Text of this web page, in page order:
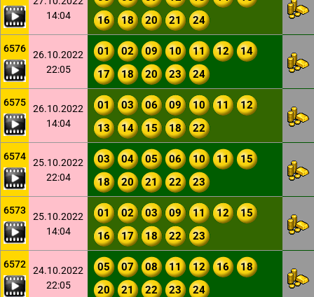
14:04
16
18 20 21 24
6576
26.10.2022
22:05
01 02 09 10 11 12
14
17
18 20 23 24
6575
26.10.2022
14:04
01 03 06 09 10 11
12
13
14 15 18 22
6574
25.10.2022
22:04
03 04 05 06 10 11
15
18
20 21 22 23
6573
25.10.2022
14:04
01 02 03 09 11 12
15
16
17 18 22 23
6572
24.10.2022
22:05
05 07 08 11 12 16
18
20
21 22 23 24